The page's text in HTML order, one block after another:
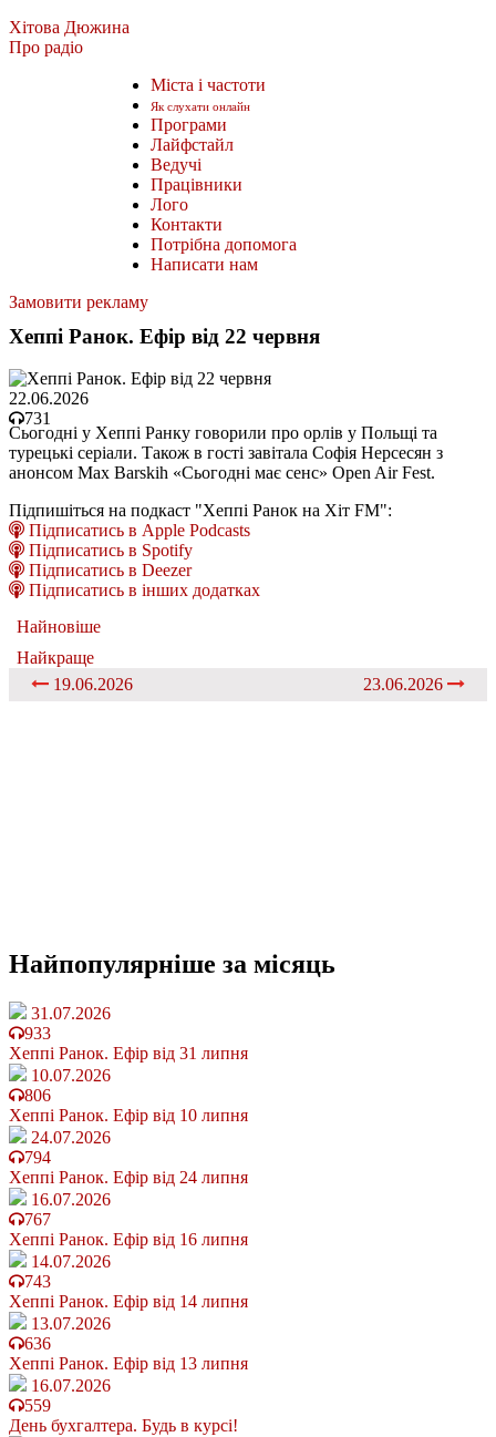
Хітова Дюжина
Про радіо
Міста і частоти
Як слухати онлайн
Програми
Лайфстайл
Ведучі
Працівники
Лого
Контакти
Потрібна допомога
Написати нам
Замовити рекламу
Хеппі Ранок. Ефір від 22 червня
22.06.2026
731
Сьогодні у Хеппі Ранку говорили про орлів у Польщі та
турецькі серіали. Також в гості завітала Софія Нерсесян з
анонсом Max Barskih «Сьогодні має сенс» Open Air Fest.
Підпишіться на подкаст "Хеппі Ранок на Хіт FM":
Підписатись в Apple Podcasts
Підписатись в Spotify
Підписатись в Deezer
Підписатись в інших додатках
Найновіше
Найкраще
19.06.2026
23.06.2026
Найпопулярніше за місяць
31.07.2026
933
Хеппі Ранок. Ефір від 31 липня
10.07.2026
806
Хеппі Ранок. Ефір від 10 липня
24.07.2026
794
Хеппі Ранок. Ефір від 24 липня
16.07.2026
767
Хеппі Ранок. Ефір від 16 липня
14.07.2026
743
Хеппі Ранок. Ефір від 14 липня
13.07.2026
636
Хеппі Ранок. Ефір від 13 липня
16.07.2026
559
День бухгалтера. Будь в курсі!